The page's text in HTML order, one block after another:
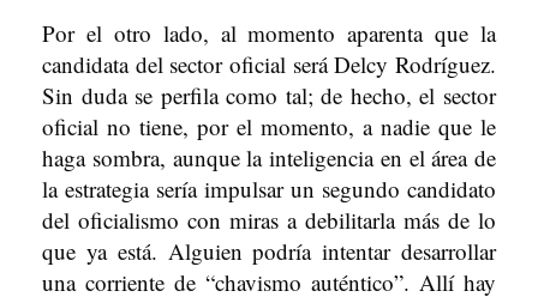
Por el otro lado, al momento aparenta que la
candidata del sector oficial será Delcy Rodríguez.
Sin duda se perfila como tal; de hecho, el sector
oficial no tiene, por el momento, a nadie que le
haga sombra, aunque la inteligencia en el área de
la estrategia sería impulsar un segundo candidato
del oficialismo con miras a debilitarla más de lo
que ya está. Alguien podría intentar desarrollar
una corriente de “chavismo auténtico”. Allí hay